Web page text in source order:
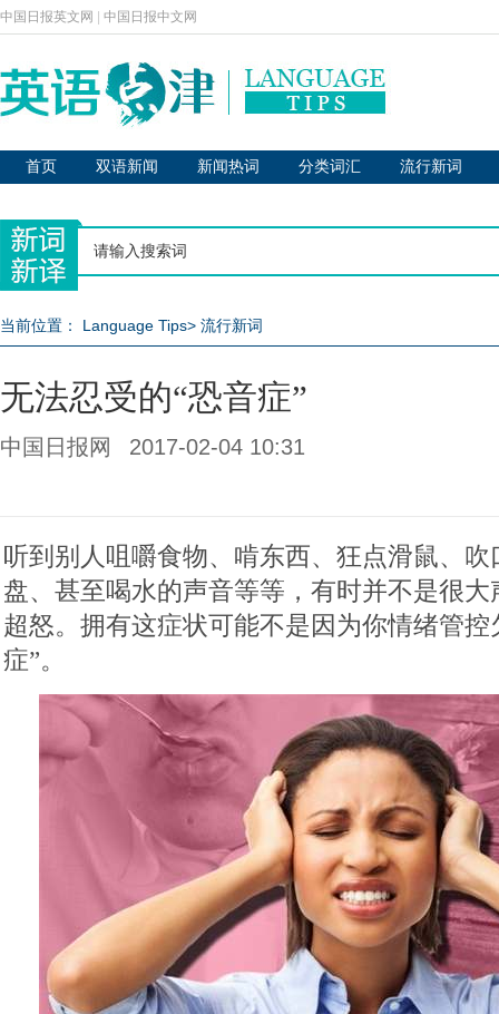
中国日报英文网 中国日报中文网
首页 双语新闻 新闻热词 分类词汇 流行新词
当前位置： Language Tips> 流行新词
无法忍受的“恐音症”
中国日报网 2017-02-04 10:31
听到别人咀嚼食物、啃东西、狂点滑鼠、
盘、甚至喝水的声音等等，有时并不是很
超怒。拥有这症状可能不是因为你情绪管控
症”。